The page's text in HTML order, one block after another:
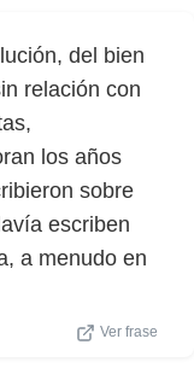
del bien
relación con
los años
sobre
escriben
a menudo en
Ver frase